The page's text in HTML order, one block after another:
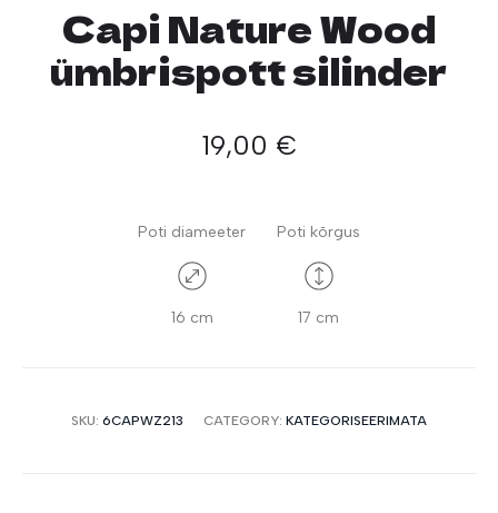
Capi Nature Wood
ümbrispott silinder
19,00 €
Poti diameeter
16 cm
Poti kõrgus
17 cm
SKU: 6CAPWZ213 CATEGORY: KATEGORISEERIMATA